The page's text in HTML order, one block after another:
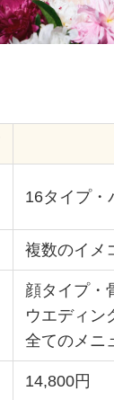
16タイプ
複数のイメ
顔タイプ・
ウエディン
全てのメニ
14,800円